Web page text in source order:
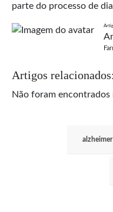
parte do processo de
Artigos relacionados:
Não foram encontrados
alzheimer